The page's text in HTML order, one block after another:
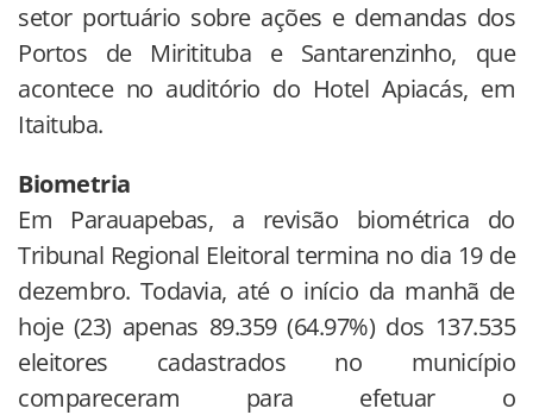
setor portuário sobre ações e demandas dos
Portos de Miritituba e Santarenzinho, que
acontece no auditório do Hotel Apiacás, em
Itaituba.
Biometria
Em Parauapebas, a revisão biométrica do
Tribunal Regional Eleitoral termina no dia 19 de
dezembro. Todavia, até o início da manhã de
hoje (23) apenas 89.359 (64.97%) dos 137.535
eleitores cadastrados no município
compareceram para efetuar o